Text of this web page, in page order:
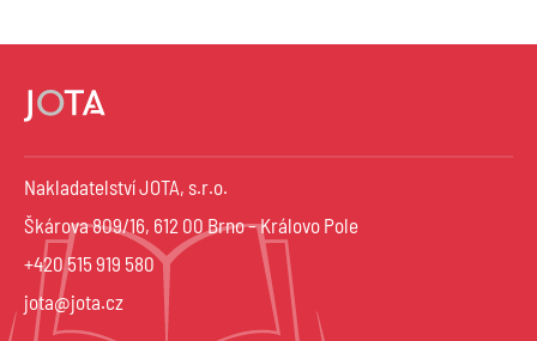
Nakladatelství JOTA, s.r.o.
Škárova 809/16, 612 00 Brno – Královo Pole
+420 515 919 580
jota@jota.cz